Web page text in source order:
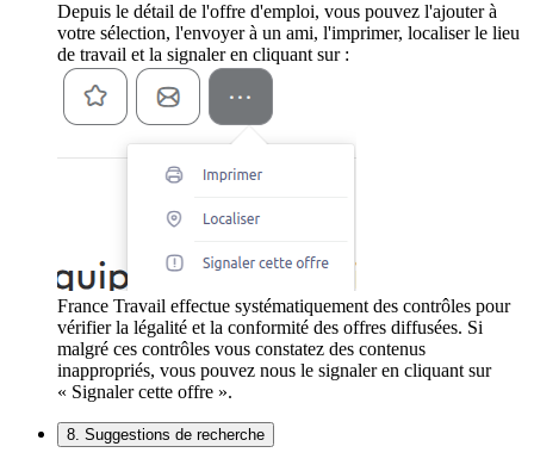
Depuis le détail de l'offre d'emploi, vous pouvez l'ajouter à
votre sélection, l'envoyer à un ami, l'imprimer, localiser le lieu
de travail et la signaler en cliquant sur :
France Travail effectue systématiquement des contrôles pour
vérifier la légalité et la conformité des offres diffusées. Si
malgré ces contrôles vous constatez des contenus
inappropriés, vous pouvez nous le signaler en cliquant sur
« Signaler cette offre ».
8. Suggestions de recherche